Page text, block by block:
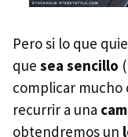
Pero si lo que
que sea sencillo
complicar mucho
recurrir a una
obtendremos un